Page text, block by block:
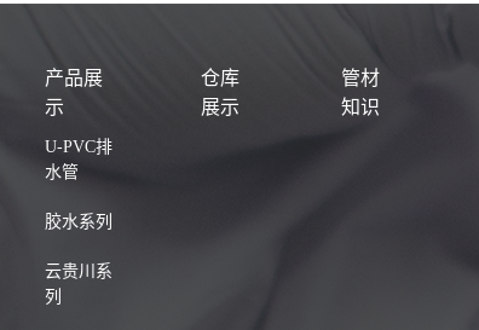
产品展
示
U-PVC排
水管
胶水系列
云贵川系
列
仓库
展示
管材
知识